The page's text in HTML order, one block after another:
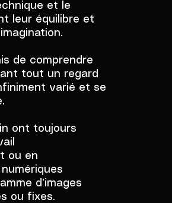
et le
leur équilibre et
de comprendre
tout un regard
varié et se
ont toujours
ou en
d’images
ou fixes.